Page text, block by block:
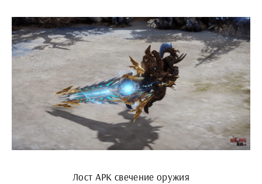
Лост АРК свечение оружия